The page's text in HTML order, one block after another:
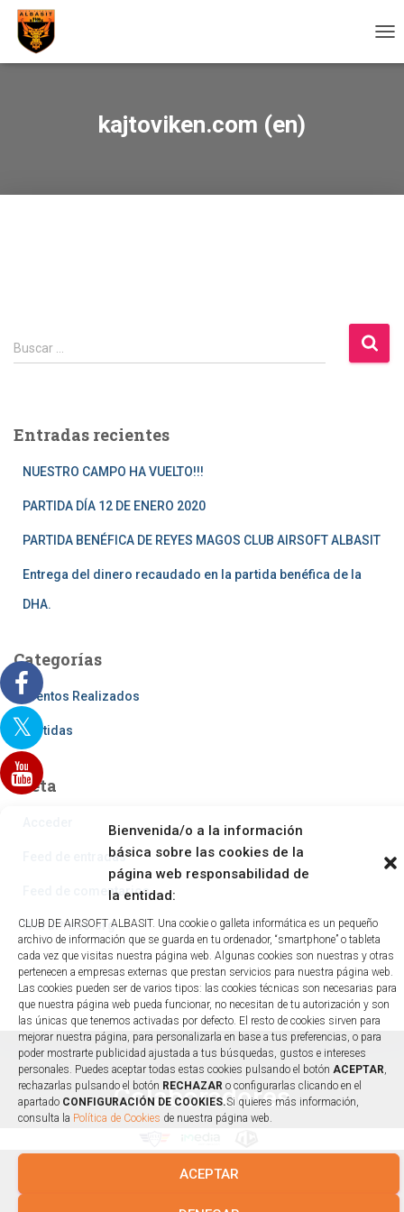
Bienvenida/o a la información
básica sobre las cookies de la
página web responsabilidad de
la entidad:
CLUB DE AIRSOFT ALBASIT. Una cookie o galleta informática es un pequeño
archivo de información que se guarda en tu ordenador, “smartphone” o tableta
cada vez que visitas nuestra página web. Algunas cookies son nuestras y otras
pertenecen a empresas externas que prestan servicios para nuestra página web.
Las cookies pueden ser de varios tipos: las cookies técnicas son necesarias para
que nuestra página web pueda funcionar, no necesitan de tu autorización y son
las únicas que tenemos activadas por defecto. El resto de cookies sirven para
mejorar nuestra página, para personalizarla en base a tus preferencias, o para
poder mostrarte publicidad ajustada a tus búsquedas, gustos e intereses
personales. Puedes aceptar todas estas cookies pulsando el botón ACEPTAR,
rechazarlas pulsando el botón RECHAZAR o configurarlas clicando en el
apartado CONFIGURACIÓN DE COOKIES.Si quieres más información,
consulta la Política de Cookies de nuestra página web.
ACEPTAR
kajtoviken.com (en)
B
u
r
Buscar …
Entradas recientes
NUESTRO CAMPO HA VUELTO!!!
PARTIDA DÍA 12 DE ENERO 2020
PARTIDA BENÉFICA DE REYES MAGOS CLUB AIRSOFT ALBASIT
Entrega del dinero recaudado en la partida benéfica de la
DHA.
Categorías
Eventos Realizados
Partidas
Meta
Feed de entradas
Feed de comentarios
WordPress.org
Colaboradores